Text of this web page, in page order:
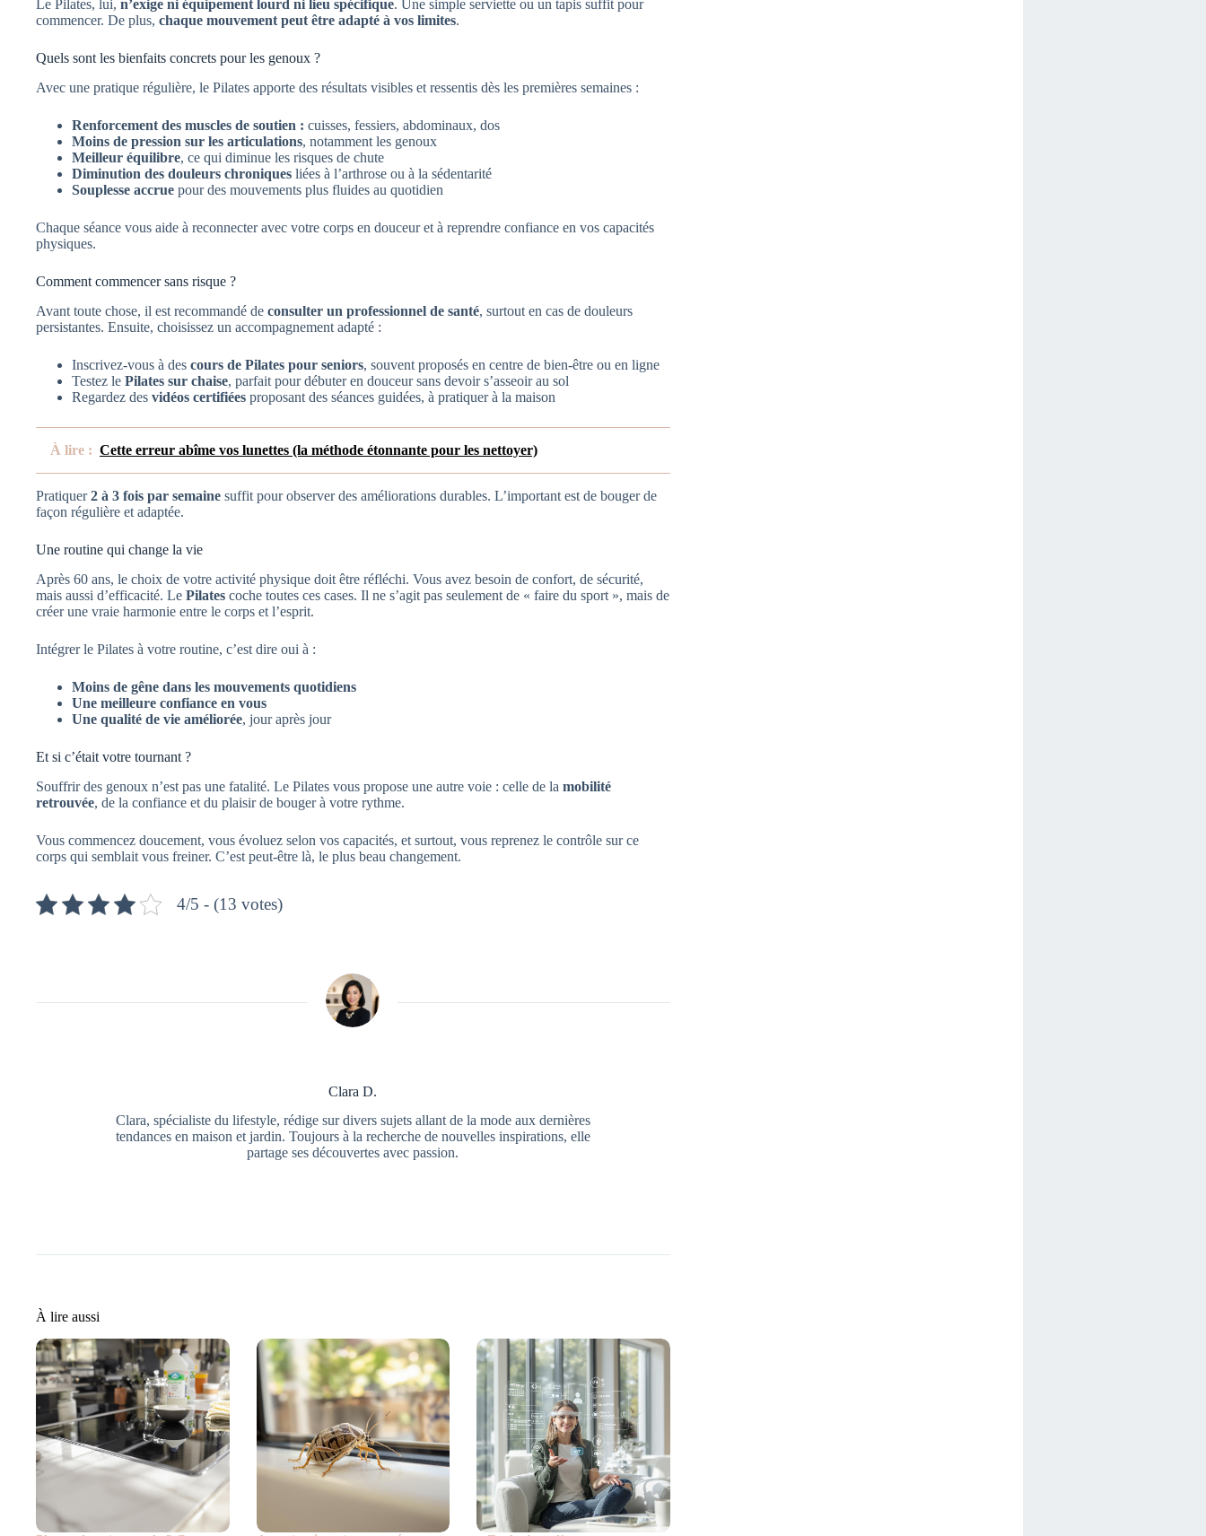
Le Pilates, lui, n’exige ni équipement lourd ni lieu spécifique. Une simple serviette ou un tapis suffit pour
commencer. De plus, chaque mouvement peut être adapté à vos limites.
Quels sont les bienfaits concrets pour les genoux ?
Avec une pratique régulière, le Pilates apporte des résultats visibles et ressentis dès les premières semaines :
Renforcement des muscles de soutien : cuisses, fessiers, abdominaux, dos
Moins de pression sur les articulations, notamment les genoux
Meilleur équilibre, ce qui diminue les risques de chute
Diminution des douleurs chroniques liées à l’arthrose ou à la sédentarité
Souplesse accrue pour des mouvements plus fluides au quotidien
Chaque séance vous aide à reconnecter avec votre corps en douceur et à reprendre confiance en vos capacités
physiques.
Comment commencer sans risque ?
Avant toute chose, il est recommandé de consulter un professionnel de santé, surtout en cas de douleurs
persistantes. Ensuite, choisissez un accompagnement adapté :
Inscrivez-vous à des cours de Pilates pour seniors, souvent proposés en centre de bien-être ou en ligne
Testez le Pilates sur chaise, parfait pour débuter en douceur sans devoir s’asseoir au sol
Regardez des vidéos certifiées proposant des séances guidées, à pratiquer à la maison
À lire : Cette erreur abîme vos lunettes (la méthode étonnante pour les nettoyer)
Pratiquer2 à 3 fois par semaine suffit pour observer des améliorations durables. L’important est de bouger de
façon régulière et adaptée.
Une routine qui change la vie
Après 60 ans, le choix de votre activité physique doit être réfléchi. Vous avez besoin de confort, de sécurité,
mais aussi d’efficacité. Le Pilates coche toutes ces cases. Il ne s’agit pas seulement de « faire du sport », mais de
créer une vraie harmonie entre le corps et l’esprit.
Intégrer le Pilates à votre routine, c’est dire oui à :
Moins de gêne dans les mouvements quotidiens
Une meilleure confiance en vous
Une qualité de vie améliorée, jour après jour
Et si c’était votre tournant ?
Souffrir des genoux n’est pas une fatalité. Le Pilates vous propose une autre voie : celle de la mobilité
retrouvée, de la confiance et du plaisir de bouger à votre rythme.
Vous commencez doucement, vous évoluez selon vos capacités, et surtout, vous reprenez le contrôle sur ce
corps qui semblait vous freiner. C’est peut-être là, le plus beau changement.
4/5 - (13 votes)
Clara D.
Clara, spécialiste du lifestyle, rédige sur divers sujets allant de la mode aux dernières
tendances en maison et jardin. Toujours à la recherche de nouvelles inspirations, elle
partage ses découvertes avec passion.
À lire aussi